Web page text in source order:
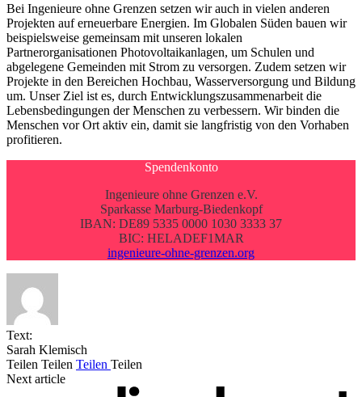
Bei Ingenieure ohne Grenzen setzen wir auch in vielen anderen
Projekten auf erneuerbare Energien. Im Globalen Süden bauen wir
beispielsweise gemeinsam mit unseren lokalen
Partnerorganisationen Photovoltaikanlagen, um Schulen und
abgelegene Gemeinden mit Strom zu versorgen. Zudem setzen wir
Projekte in den Bereichen Hochbau, Wasserversorgung und Bildung
um. Unser Ziel ist es, durch Entwicklungszusammenarbeit die
Lebensbedingungen der Menschen zu verbessern. Wir binden die
Menschen vor Ort aktiv ein, damit sie langfristig von den Vorhaben
profitieren.
Spendenkonto
Ingenieure ohne Grenzen e.V.
Sparkasse Marburg-Biedenkopf
IBAN: DE89 5335 0000 1030 3333 37
BIC: HELADEF1MAR
ingenieure-ohne-grenzen.org
Text:
Sarah Klemisch
Teilen Teilen Teilen Teilen
Next article